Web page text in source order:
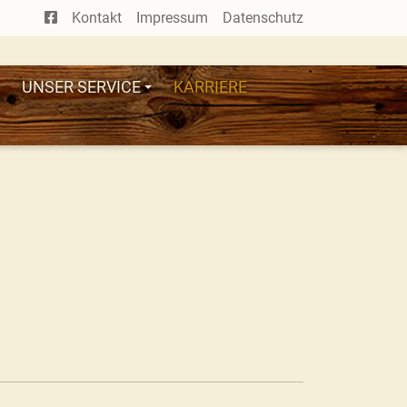
Kontakt Impressum Datenschutz
UNSER SERVICE
KARRIERE